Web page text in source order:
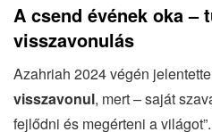
A csend évének oka –
visszavonulás
Azahriah 2024 végén
visszavonul, mert – saját
fejlődni és megérteni a